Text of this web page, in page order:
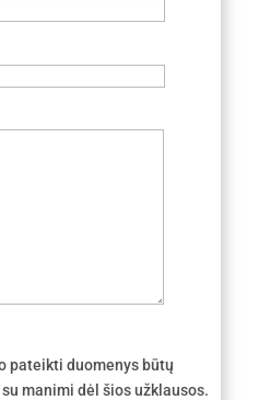
pateikti duomenys būtų
manimi dėl šios užklausos.